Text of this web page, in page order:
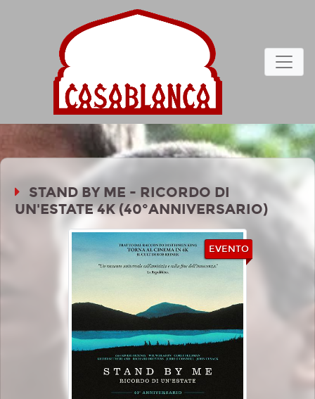
STAND BY ME - RICORDO DI
UN'ESTATE 4K (40°ANNIVERSARIO)
EVENTO